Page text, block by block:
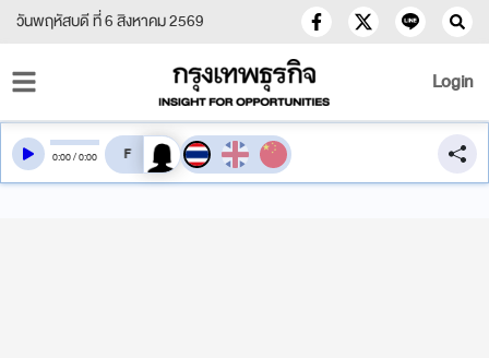
วันพฤหัสบดี ที่ 6 สิงหาคม 2569
Login
0:00/0:00 สลับเสียงอ่าน